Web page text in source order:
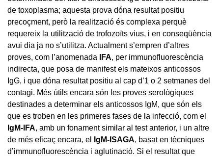
de toxoplasma; aquesta prova dóna resultat positiu
precoçment, però la realització és complexa perquè
requereix la utilització de trofozoïts vius, i en conseqüència
avui dia ja no s’utilitza. Actualment s’empren d’altres
proves, com l’anomenada
IFA, per immunofluorescència
indirecta, que posa de manifest els mateixos anticossos
IgG, i que dóna resultat positiu al cap d’1 o 2 setmanes del
contagi. Més útils encara són les proves serològiques
destinades a determinar els anticossos IgM, que són els
que es troben en les primeres fases de la infecció, com el
IgM-IFA, amb un fonament similar al test anterior, i un altre
de més eficaç encara, el
IgM-ISAGA, basat en tècniques
d’immunofluorescència i aglutinació. Si el resultat que